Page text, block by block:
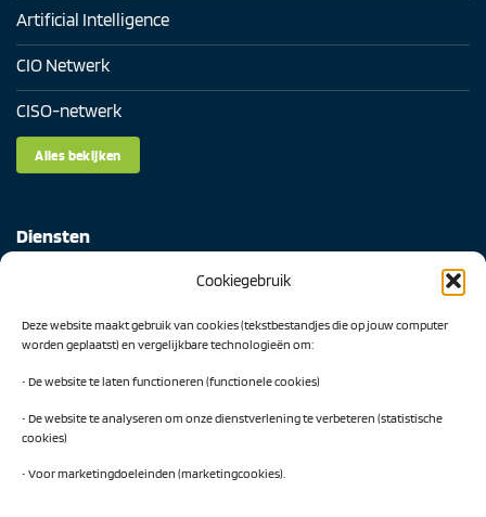
Cookiegebruik
Deze website maakt gebruik van cookies (tekstbestandjes die op jouw computer
worden geplaatst) en vergelijkbare technologieën om:
• De website te laten functioneren (functionele cookies)
• De website te analyseren om onze dienstverlening te verbeteren (statistische
cookies)
• Voor marketingdoeleinden (marketingcookies).
Artificial Intelligence
CIO Netwerk
CISO-netwerk
Alles bekijken
Diensten
AI Readiness Scan
Traineeship SN Data & AI
Projecten